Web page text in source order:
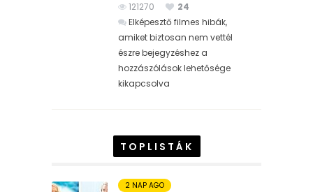
121270
24
Elképesztő filmes hibák,
amiket biztosan nem vettél
észre bejegyzéshez a
hozzászólások lehetősége
kikapcsolva
TOPLISTÁK
2 NAP AGO